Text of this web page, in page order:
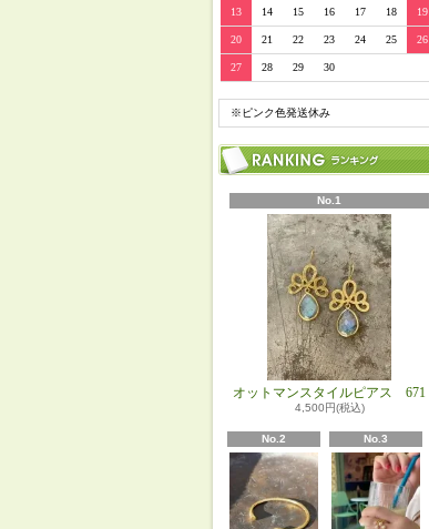
13 14 15 16 17 18 19
20 21 22 23 24 25 26
27 28 29 30
※ピンク色発送休み
No.1
オットマンスタイルピアス 671
4,500円(税込)
No.2 No.3